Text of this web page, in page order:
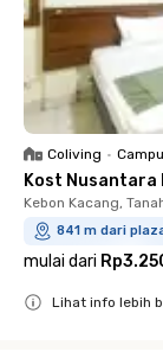
Coliving •
Kost Nusantara
Kebon Kacang,
841 m dari
mulai dari
Lihat info lebih